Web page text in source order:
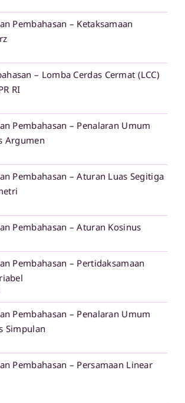
Pembahasan – Ketaksamaan
– Lomba Cerdas Cermat (LCC)
RI
Pembahasan – Penalaran Umum
Argumen
Pembahasan – Aturan Luas Segitiga
Pembahasan – Aturan Kosinus
Pembahasan – Pertidaksamaan
Pembahasan – Penalaran Umum
Simpulan
Pembahasan – Persamaan Linear